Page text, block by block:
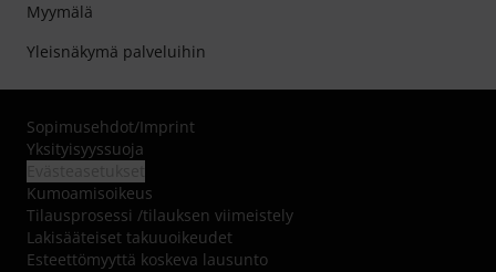
Myymälä
Yleisnäkymä palveluihin
Sopimusehdot/Imprint
Yksityisyyssuoja
Kumoamisoikeus
Tilausprosessi /tilauksen viimeistely
Lakisääteiset takuuoikeudet
Esteettömyyttä koskeva lausunto